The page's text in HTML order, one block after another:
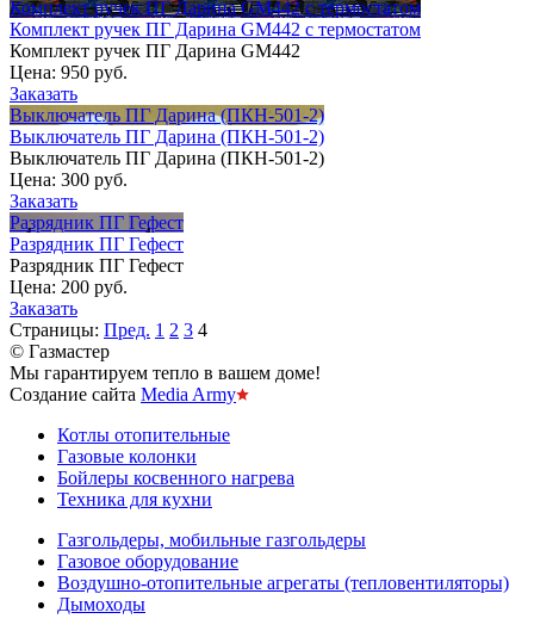
Комплект ручек ПГ Дарина GM442 с термостатом
Комплект ручек ПГ Дарина GM442 с термостатом
Комплект ручек ПГ Дарина GM442
Цена: 950 руб.
Заказать
Выключатель ПГ Дарина (ПКН-501-2)
Выключатель ПГ Дарина (ПКН-501-2)
Выключатель ПГ Дарина (ПКН-501-2)
Цена: 300 руб.
Заказать
Разрядник ПГ Гефест
Разрядник ПГ Гефест
Разрядник ПГ Гефест
Цена: 200 руб.
Заказать
Страницы: Пред. 1 2 3 4
© Газмастер
Мы гарантируем тепло в вашем доме!
Создание сайта Media Army
Котлы отопительные
Газовые колонки
Бойлеры косвенного нагрева
Техника для кухни
Газгольдеры, мобильные газгольдеры
Газовое оборудование
Воздушно-отопительные агрегаты (тепловентиляторы)
Дымоходы